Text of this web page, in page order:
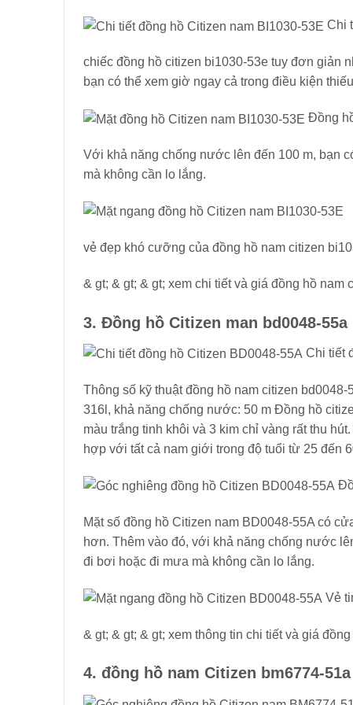
Chi
chiếc đồng hồ citizen bi1030-53e tuy đơn giản
bạn có thể xem giờ ngay cả trong điều kiện
Đồng
Với khả năng chống nước lên đến 100 m, bạn
mà không cần lo lắng.
vẻ đẹp khó cưỡng của đồng hồ nam citizen
& gt; & gt; & gt; xem chi tiết và giá đồng hồ nam
3. Đồng hồ Citizen man bd0048-55a
Chi tiết
Thông số kỹ thuật đồng hồ nam citizen
316l, khả năng chống nước: 50 m Đồng hồ
màu trắng tinh khôi và 3 kim chỉ vàng rất thu
hợp với tất cả nam giới trong độ tuổi từ 25 đến
Mặt số đồng hồ Citizen nam BD0048-55A có
hơn. Thêm vào đó, với khả năng chống nước
đi bơi hoặc đi mưa mà không cần lo lắng.
Vẻ
& gt; & gt; & gt; xem thông tin chi tiết và giá
4. đồng hồ nam Citizen bm6774-51a